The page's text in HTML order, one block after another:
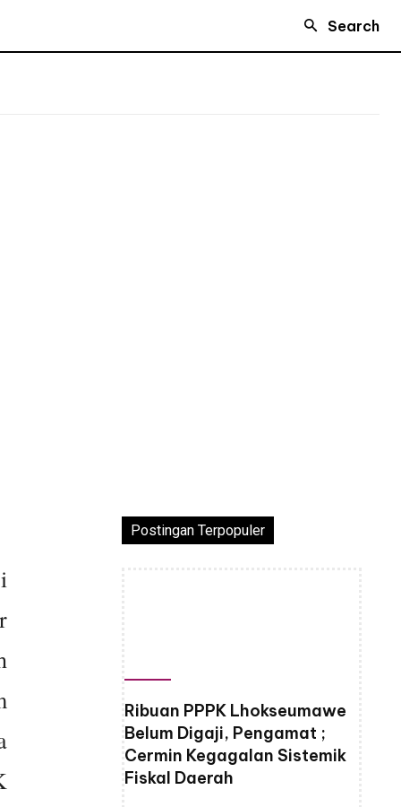
Search
Postingan Terpopuler
Ribuan PPPK Lhokseumawe
Belum Digaji, Pengamat ;
Cermin Kegagalan Sistemik
Fiskal Daerah